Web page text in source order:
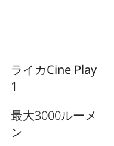
ライカCine Play
1
最大3000ルーメ
ン